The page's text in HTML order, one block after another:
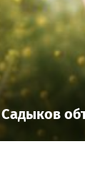
Садыков